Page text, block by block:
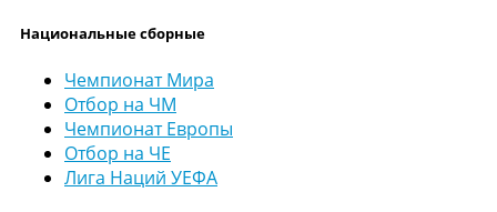
Национальные сборные
Чемпионат Мира
Отбор на ЧМ
Чемпионат Европы
Отбор на ЧЕ
Лига Наций УЕФА